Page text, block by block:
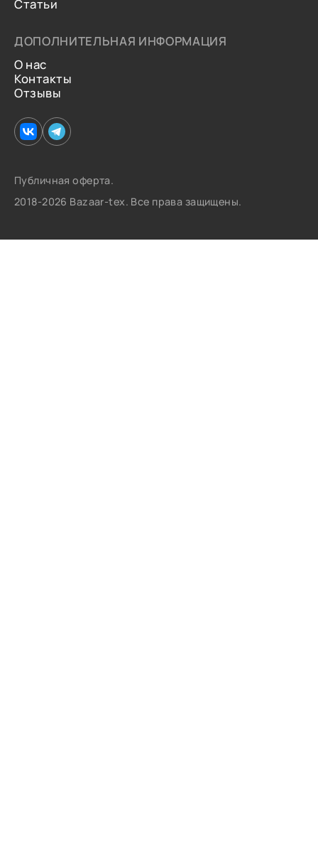
Статьи
ДОПОЛНИТЕЛЬНАЯ ИНФОРМАЦИЯ
О нас
Контакты
Отзывы
Публичная оферта.
2018-2026 Bazaar-tex. Все права защищены.